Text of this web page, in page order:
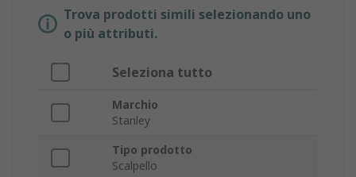
Trova prodotti simili selezionando uno
o più attributi.
Seleziona tutto
Marchio
Stanley
Tipo prodotto
Scalpello